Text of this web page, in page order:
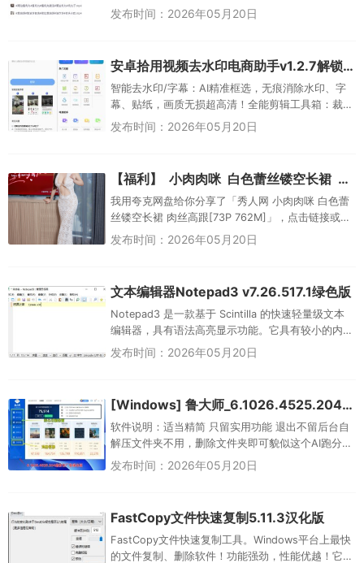
PS：教程仅供参考，实际情况还是要根据自己当地
的口味进行部分改动才能自用！...
发布时间：2026年05月20日
安卓拾用视频去水印电商助手v1.2.7解锁会员
智能去水印/字幕：AI精准框选，无痕消除水印、字
幕、贴纸，画质无损超高清！全能剪辑工具箱：裁
剪/变速/倒放/镜像/时长剪辑，自由掌控视频节奏。
超能提取术：一键分...
发布时间：2026年05月20日
【福利】 小肉肉咪 白色蕾丝镂空长裙 肉丝高跟[73P 762M]
我用夸克网盘给你分享了「秀人网 小肉肉咪 白色蕾
丝镂空长裙 肉丝高跟[73P 762M]」，点击链接或复
制整段内容，打开「夸克网盘APP」即可获
取。/~05b3...
发布时间：2026年05月20日
文本编辑器Notepad3 v7.26.517.1绿色版
Notepad3 是一款基于 Scintilla 的快速轻量级文本
编辑器，具有语法高亮显示功能。它具有较小的内
存占用空间，但功能强大，足以处理大多数编程工
作。版...
发布时间：2026年05月20日
[Windows] 鲁大师_6.1026.4525.204_绿色版
软件说明：适当精简 只留实用功能 退出不留后台自
解压文件夹不用，删除文件夹即可貌似这个AI跑分功
能还比较有用就是不知道咋用使用告知：刚打开
时，火绒会显示【不受欢...
发布时间：2026年05月20日
FastCopy文件快速复制5.11.3汉化版
FastCopy文件快速复制工具。Windows平台上最快
的文件复制、删除软件！功能强劲，性能优越！它